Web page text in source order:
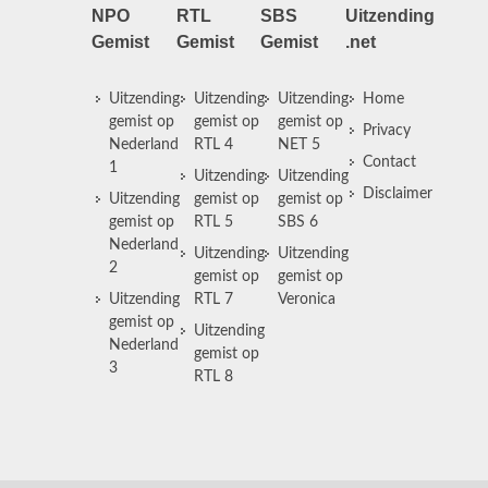
NPO
Gemist
Uitzending
gemist op
Nederland
1
Uitzending
gemist op
Nederland
2
Uitzending
gemist op
Nederland
3
RTL
Gemist
Uitzending
gemist op
RTL 4
Uitzending
gemist op
RTL 5
Uitzending
gemist op
RTL 7
Uitzending
gemist op
RTL 8
SBS
Gemist
Uitzending
gemist op
NET 5
Uitzending
gemist op
SBS 6
Uitzending
gemist op
Veronica
Uitzending
.net
Home
Privacy
Contact
Disclaimer